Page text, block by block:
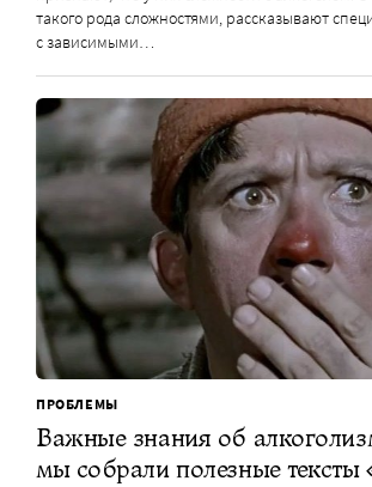
такого рода сложностями, рассказывают
с зависимыми…
ПРОБЛЕМЫ
Важные знания об
мы собрали полезные тексты